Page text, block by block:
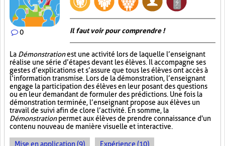
0 Il faut voir pour comprendre !
La Démonstrationest une activité lors de laquelle l’enseignant
réalise une série d’étapes devant les élèves. Il accompagne ses
gestes d’explications et s’assure que tous les élèves ont accès à
l’information transmise. Lors de la démonstration, l’enseignant
engage la participation des élèves en leur posant des questions
ou en leur demandant de formuler des prédictions. Une fois la
démonstration terminée, l’enseignant propose aux élèves un
travail de suivi afin de clore l’activité. En somme, la
Démonstrationpermet aux élèves de prendre connaissance d'un
contenu nouveau de manière visuelle et interactive.
Mise en application (9) Expérience (10)